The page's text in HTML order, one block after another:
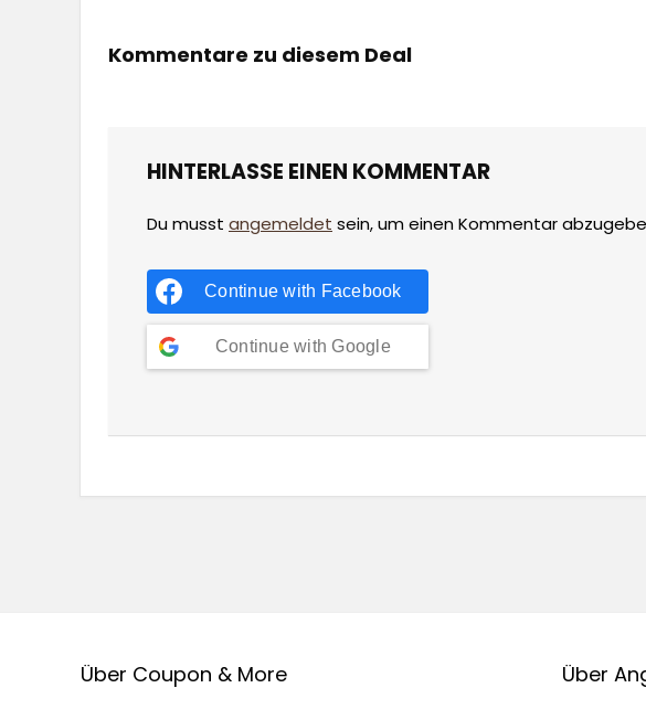
Kommentare zu diesem Deal
HINTERLASSE EINEN KOMMENTAR
Du musst angemeldet sein, um einen Kommentar
Continue with Facebook
Continue with Google
Über Coupon & More Über